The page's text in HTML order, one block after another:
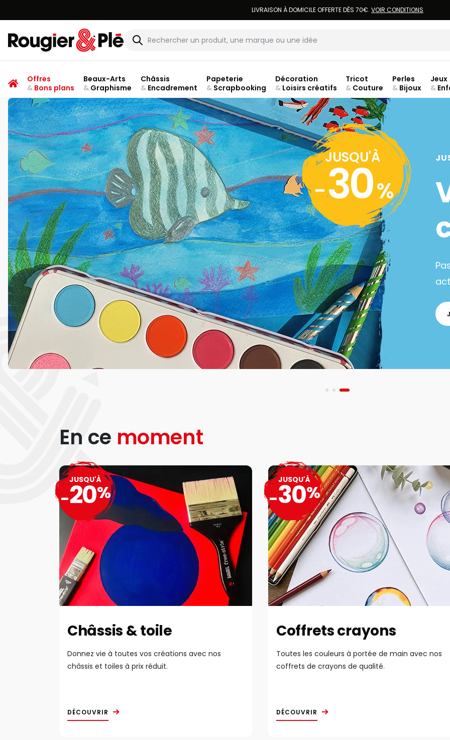
LIVRAISON À DOMICILE OFFERTE DÈS 70€. VOIR CONDITIONS
Rougier & Plé
Offres
&Bons plans
Beaux-Arts
&Graphisme
Châssis
&Encadrement
Papeterie
&Scrapbooking
Décoration
&Loisirs créatifs
Tricot
& Couture
Perles
& Bijoux
Jeux
&
JUSQU'À
-30%
En ce moment
Châssis & toile
Donnez vie à toutes vos créations avec nos
châssis et toiles à prix réduit.
DÉCOUVRIR
JUSQU'À
-20%
Coffrets crayons
Toutes les couleurs à portée de main avec nos
coffrets de crayons de qualité.
DÉCOUVRIR
JUSQU'À
-30%